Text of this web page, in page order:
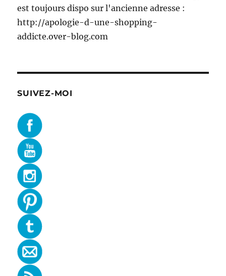
est toujours dispo sur l'ancienne adresse :
http://apologie-d-une-shopping-
addicte.over-blog.com
SUIVEZ-MOI